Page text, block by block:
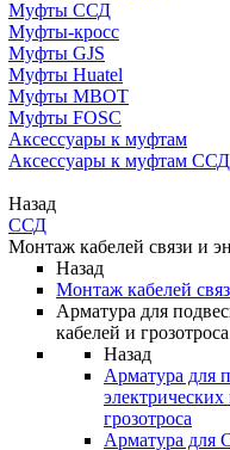
Муфты ССД
Муфты-кросс
Муфты GJS
Муфты Huatel
Муфты МВОТ
Муфты FOSC
Аксессуары к муфтам
Аксессуары к муфтам ССД
Назад
ССД
Монтаж кабелей связи и
Назад
Монтаж кабелей
Арматура для
кабелей и грозотроса
Назад
Арматура для
электрических
грозотроса
Арматура для